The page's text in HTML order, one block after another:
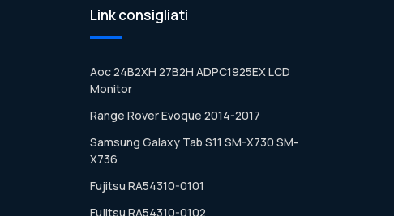
Link consigliati
Aoc 24B2XH 27B2H ADPC1925EX LCD
Monitor
Range Rover Evoque 2014-2017
Samsung Galaxy Tab S11 SM-X730 SM-
X736
Fujitsu RA54310-0101
Fujitsu RA54310-0102